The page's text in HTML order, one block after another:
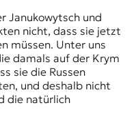
Janukowytschund
nicht, dass sie jetzt
müssen. Unter uns
damals auf der Krym
sie die Russen
und deshalb nicht
die natürlich